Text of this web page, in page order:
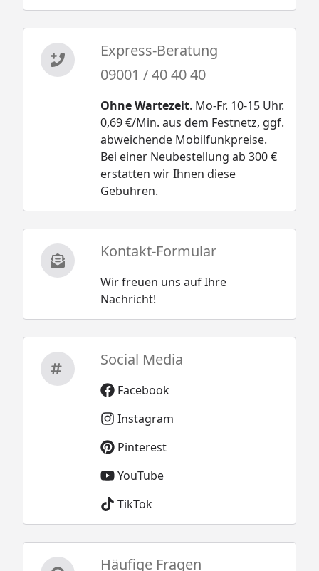
Express-Beratung
09001 / 40 40 40
Ohne Wartezeit. Mo-Fr. 10-15 Uhr.
0,69 €/Min. aus dem Festnetz, ggf.
abweichende Mobilfunkpreise.
Bei einer Neubestellung ab 300 €
erstatten wir Ihnen diese
Gebühren.
Kontakt-Formular
Wir freuen uns auf Ihre
Nachricht!
Social Media
Facebook
Instagram
Pinterest
YouTube
TikTok
Häufige Fragen